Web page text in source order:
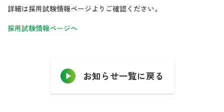
詳細は採用試験情報ページよりご確認ください。
採用試験情報ページへ
お知らせ一覧に戻る